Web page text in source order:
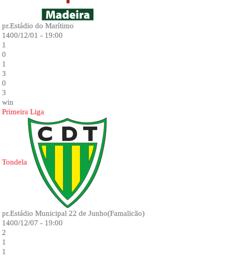
pr.Estádio do Marítimo
1400/12/01 - 19:00
1
0
1
3
0
3
win
Primeira Liga
Tondela
pr.Estádio Municipal 22 de Junho(Famalicão)
1400/12/07 - 19:00
2
1
1